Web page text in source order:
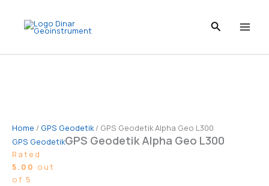
content
Home / GPS Geodetik/ GPS Geodetik Alpha Geo L300
GPS GeodetikGPS Geodetik Alpha Geo L300
Rated
5.00 out
of 5